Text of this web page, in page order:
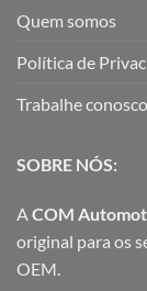
Quem somos
Política de
Trabalhe conosco
SOBRE NÓS:
ACOM
original para os
OEM.